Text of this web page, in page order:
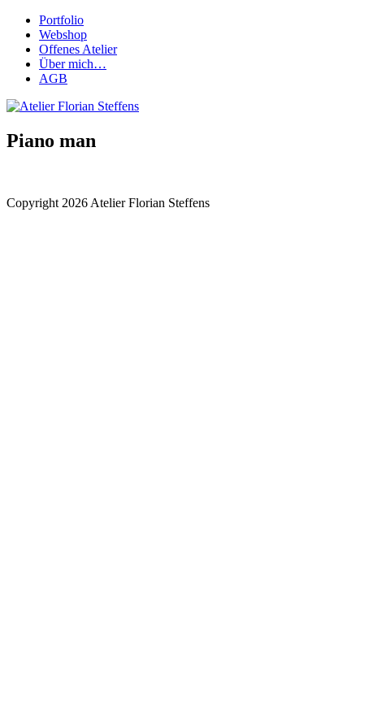
Portfolio
Webshop
Offenes Atelier
Über mich…
AGB
Piano man
Copyright 2026 Atelier Florian Steffens